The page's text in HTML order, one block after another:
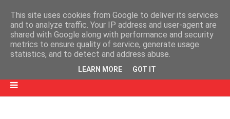
This site uses cookies from Google to deliver its services
and to analyze traffic. Your IP address and user-agent are
shared with Google along with performance and security
metrics to ensure quality of service, generate usage
statistics, and to detect and address abuse.
LEARN MORE GOT IT